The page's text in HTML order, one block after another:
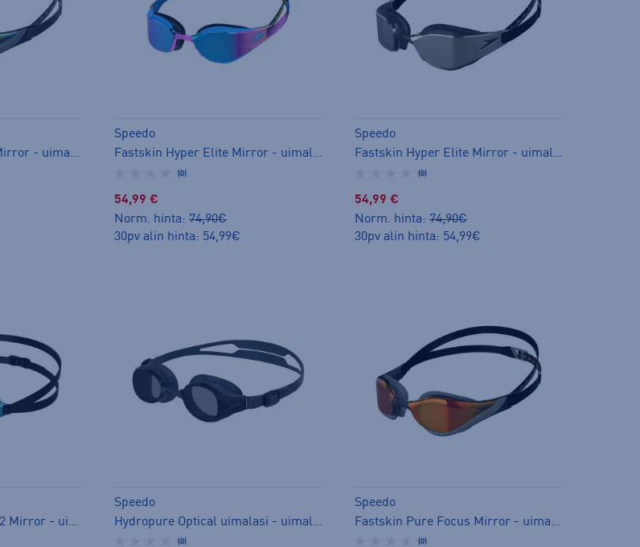
Fastskin Pure Focus Mirror - uimalasit
Speedo
Fastskin Hyper Elite Mirror - uimalasit
(0)
54,99 €
Norm. hinta: 74,90€
30pv alin hinta: 54,99€
Speedo
Fastskin Hyper Elite Mirror - uimalasit
(0)
54,99 €
Norm. hinta: 74,90€
30pv alin hinta: 54,99€
Fastskin Speedsocket 2 Mirror - uimalasit
Speedo
Hydropure Optical uimalasi - uimalasit
(0)
Speedo
Fastskin Pure Focus Mirror - uimalasit
(0)